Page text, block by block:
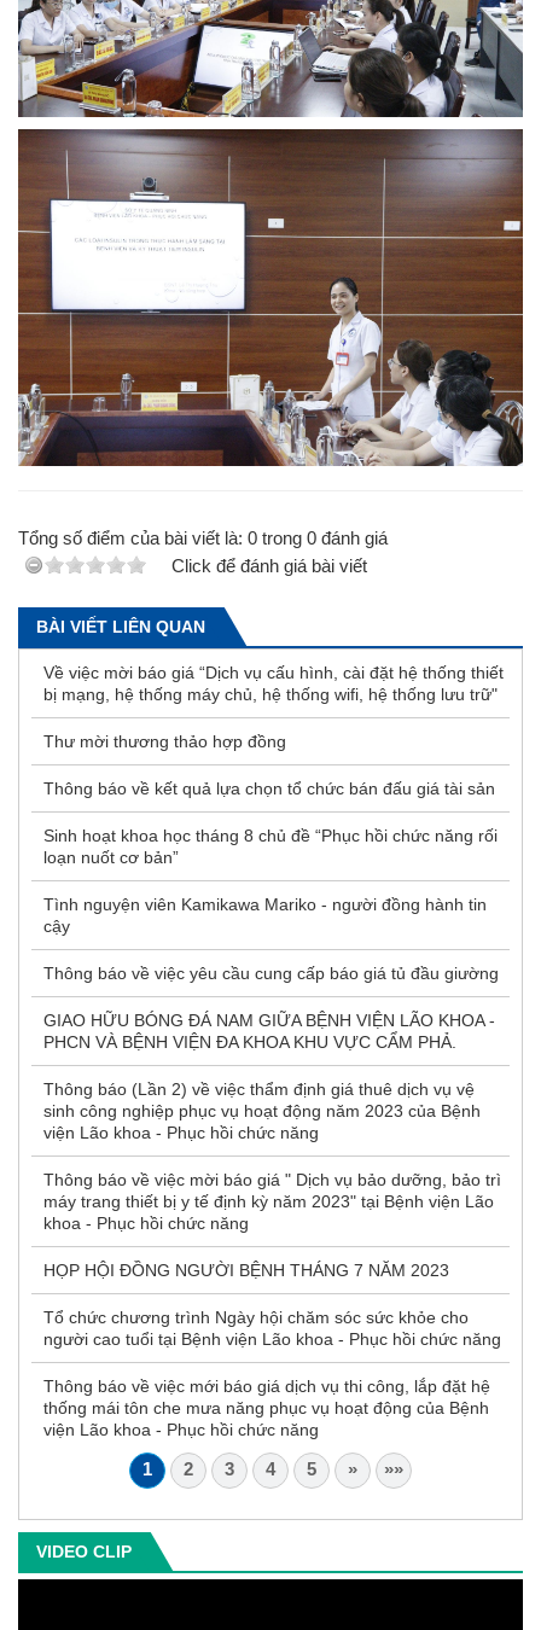
Tổng số điểm của bài viết là: 0 trong 0 đánh giá
Click để đánh giá bài viết
BÀI VIẾT LIÊN QUAN
Về việc mời báo giá “Dịch vụ cấu hình, cài đặt hệ thống thiết
bị mạng, hệ thống máy chủ, hệ thống wifi, hệ thống lưu trữ"
Thư mời thương thảo hợp đồng
Thông báo về kết quả lựa chọn tổ chức bán đấu giá tài sản
Sinh hoạt khoa học tháng 8 chủ đề “Phục hồi chức năng rối
loạn nuốt cơ bản”
Tình nguyện viên Kamikawa Mariko - người đồng hành tin
cậy
Thông báo về việc yêu cầu cung cấp báo giá tủ đầu giường
GIAO HỮU BÓNG ĐÁ NAM GIỮA BỆNH VIỆN LÃO KHOA -
PHCN VÀ BỆNH VIỆN ĐA KHOA KHU VỰC CẨM PHẢ.
Thông báo (Lần 2) về việc thẩm định giá thuê dịch vụ vệ
sinh công nghiệp phục vụ hoạt động năm 2023 của Bệnh
viện Lão khoa - Phục hồi chức năng
Thông báo về việc mời báo giá " Dịch vụ bảo dưỡng, bảo trì
máy trang thiết bị y tế định kỳ năm 2023" tại Bệnh viện Lão
khoa - Phục hồi chức năng
HỌP HỘI ĐỒNG NGƯỜI BỆNH THÁNG 7 NĂM 2023
Tổ chức chương trình Ngày hội chăm sóc sức khỏe cho
người cao tuổi tại Bệnh viện Lão khoa - Phục hồi chức năng
Thông báo về việc mới báo giá dịch vụ thi công, lắp đặt hệ
thống mái tôn che mưa năng phục vụ hoạt động của Bệnh
viện Lão khoa - Phục hồi chức năng
1 2 3 4 5 » »»
VIDEO CLIP